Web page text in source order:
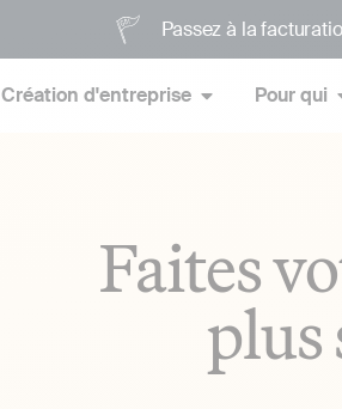
Passez à la
Création d'entreprise Pour qui
Faites